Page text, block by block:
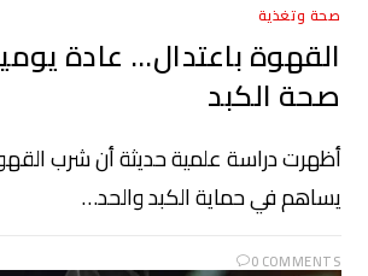
صحة وتغذية
القهوة باعتدال… عادة
صحة الكبد
أظهرت دراسة علمية حديثة أن شرب
يساهم في حماية الكبد والحد…
0 COMMENTS